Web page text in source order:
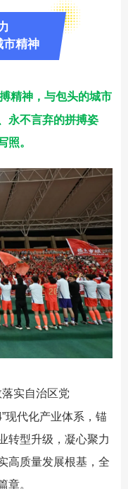
市精神
精神，与包头的城市
永不言弃的拼搏姿
照。
实自治区党
现代化产业体系，锚
转型升级，凝心聚力
高质量发展根基，全
章。